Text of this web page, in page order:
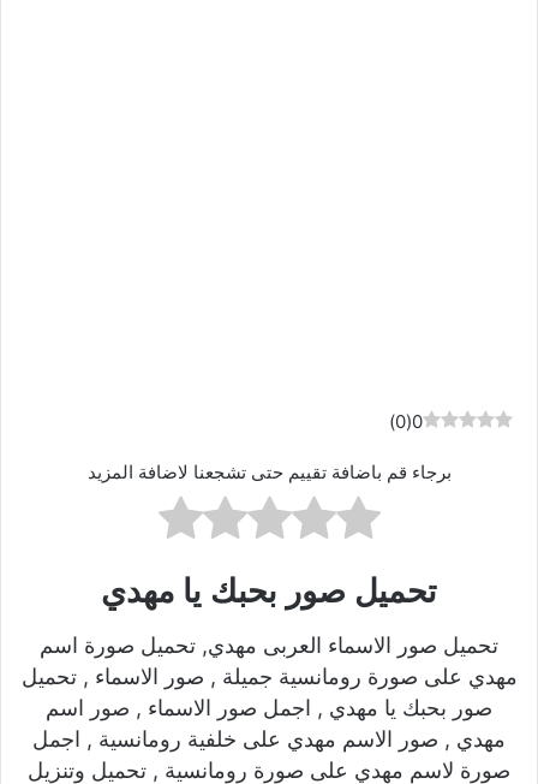
0
(
0
)
برجاء قم باضافة تقييم حتى تشجعنا لاضافة المزيد
تحميل صور بحبك يا مهدي
تحميل صور الاسماء العربى مهدي, تحميل صورة اسم
مهدي على صورة رومانسية جميلة , صور الاسماء , تحميل
صور بحبك يا مهدي , اجمل صور الاسماء , صور اسم
مهدي , صور الاسم مهدي على خلفية رومانسية , اجمل
صورة لاسم مهدي على صورة رومانسية , تحميل وتنزيل